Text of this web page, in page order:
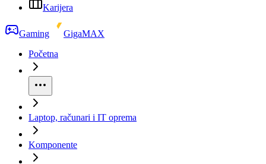
Karijera
Gaming
GigaMAX
Početna
Laptop, računari i IT oprema
Komponente